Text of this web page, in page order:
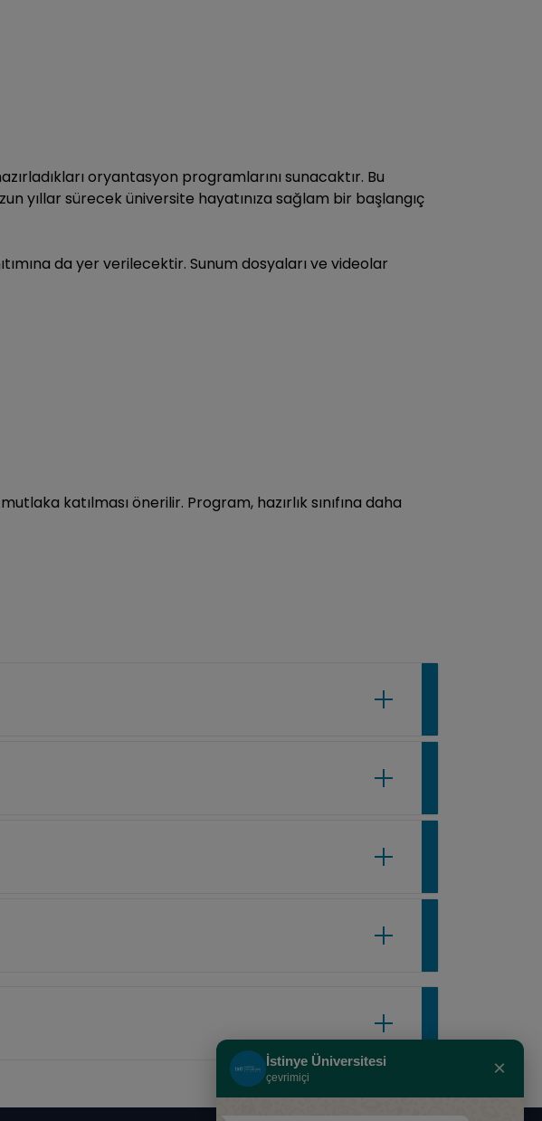
oryantasyon programlarını sunacaktır. Bu
yıllar sürecek üniversite hayatınıza sağlam bir başlangıç
da yer verilecektir. Sunum dosyaları ve videolar
katılması önerilir. Program, hazırlık sınıfına daha
İstinye Üniversitesi
çevrimiçi ×